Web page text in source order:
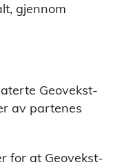
gjennom
Geovekst-
av partenes
for at Geovekst-